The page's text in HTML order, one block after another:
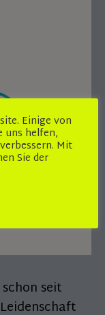
seit
Einige von
uns helfen,
Mit
Sie der